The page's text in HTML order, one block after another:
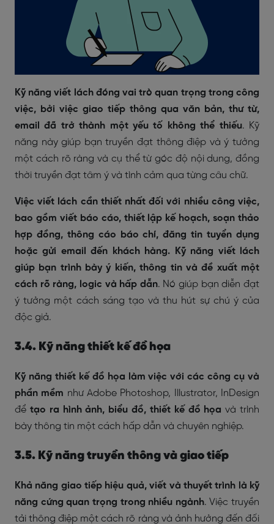
Kỹ năng viết lách đóng vai trò quan trọng trong công
việc, bởi việc giao tiếp thông qua văn bản, thư từ,
email đã trở thành một yếu tố không thể thiếu. Kỹ
năng này giúp bạn truyền đạt thông điệp và ý tưởng
một cách rõ ràng và cụ thể từ góc độ nội dung, đồng
thời truyền đạt tâm ý và tình cảm qua từng câu chữ.
Việc viết lách cần thiết nhất đối với nhiều công việc,
bao gồm viết báo cáo, thiết lập kế hoạch, soạn thảo
hợp đồng, thông cáo báo chí, đăng tin tuyển dụng
hoặc gửi email đến khách hàng.
Kỹ năng viết lách
giúp bạn trình bày ý kiến, thông tin và đề xuất một
cách rõ ràng, logic và hấp dẫn. Nó giúp bạn diễn đạt
ý tưởng một cách sáng tạo và thu hút sự chú ý của
độc giả.
3.4. Kỹ năng thiết kế đồ họa
Kỹ năng thiết kế đồ họa làm việc với các công cụ và
phần mềm như Adobe Photoshop, Illustrator, InDesign
để tạo ra hình ảnh, biểu đồ, thiết kế đồ họa và trình
bày thông tin một cách hấp dẫn và chuyên nghiệp.
3.5. Kỹ năng truyền thông và giao tiếp
Khả năng giao tiếp hiệu quả, viết và thuyết trình là kỹ
năng cứng quan trọng trong nhiều ngành. Việc truyền
tải thông điệp một cách rõ ràng và ảnh hưởng đến đối